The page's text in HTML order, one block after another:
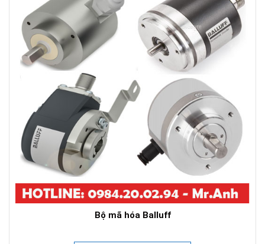
Bộ mã hóa Balluff